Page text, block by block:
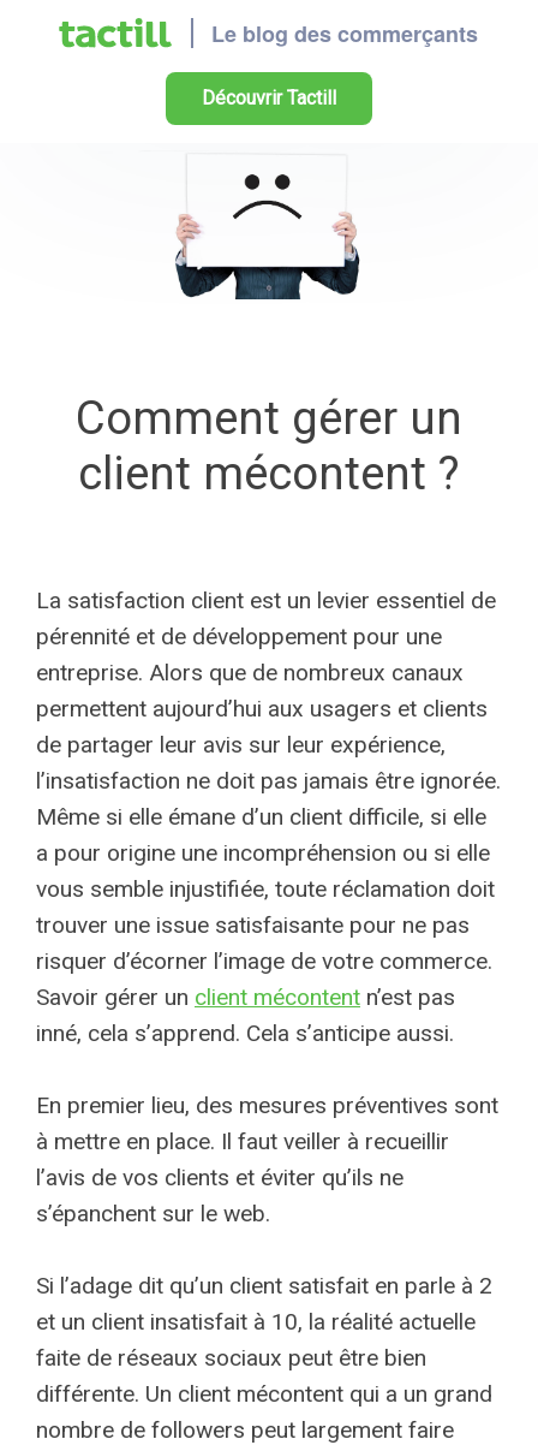
Découvrir Tactill
Comment gérer un
client mécontent ?
La satisfaction client est un levier essentiel de
pérennité et de développement pour une
entreprise. Alors que de nombreux canaux
permettent aujourd’hui aux usagers et clients
de partager leur avis sur leur expérience,
l’insatisfaction ne doit pas jamais être ignorée.
Même si elle émane d’un client difficile, si elle
a pour origine une incompréhension ou si elle
vous semble injustifiée, toute réclamation doit
trouver une issue satisfaisante pour ne pas
risquer d’écorner l’image de votre commerce.
Savoir gérer un client mécontent n’est pas
inné, cela s’apprend. Cela s’anticipe aussi.
En premier lieu, des mesures préventives sont
à mettre en place. Il faut veiller à recueillir
l’avis de vos clients et éviter qu’ils ne
s’épanchent sur le web.
Si l’adage dit qu’un client satisfait en parle à 2
et un client insatisfait à 10, la réalité actuelle
faite de réseaux sociaux peut être bien
différente. Un client mécontent qui a un grand
nombre de followers peut largement faire